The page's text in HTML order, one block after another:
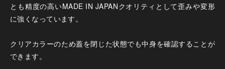
とも精度の高いMADE IN JAPANクオリティとして歪みや変形
に強くなっています。
クリアカラーのため蓋を閉じた状態でも中身を確認することが
できます。